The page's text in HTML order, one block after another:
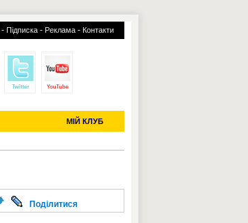
- Підписка - Реклама - Контакти
МІЙ КЛУБ
УСІ ТРАНСФЕРИ
Поділитися